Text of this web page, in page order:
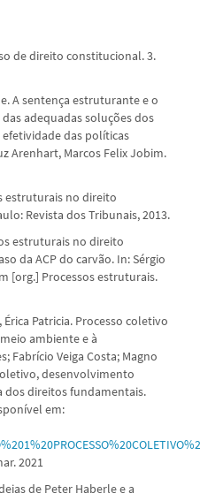
de direito constitucional. 3.
A sentença estruturante e o
adequadas soluções dos
das políticas
Arenhart, Marcos Felix Jobim.
estruturais no direito
Revista dos Tribunais, 2013.
estruturais no direito
da ACP do carvão. In: Sérgio
[org.] Processos estruturais.
Érica Patricia. Processo coletivo
ambiente e à
Fabrício Veiga Costa; Magno
desenvolvimento
direitos fundamentais.
em:
2021
de Peter Haberle e a